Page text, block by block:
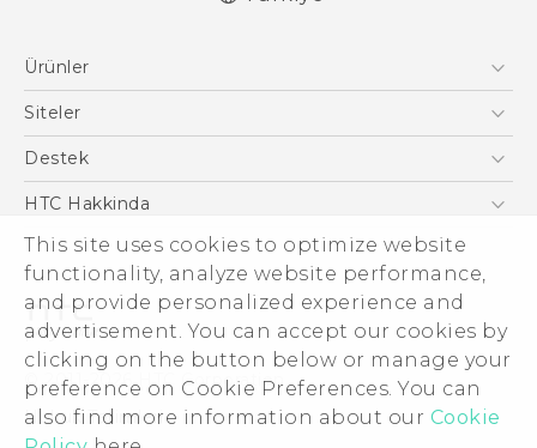
This site uses cookies to optimize website
functionality, analyze website performance,
and provide personalized experience and
advertisement. You can accept our cookies by
clicking on the button below or manage your
preference on Cookie Preferences. You can
also find more information about our Cookie
Türk - Güvenlik vedüzenleme kılavuzu
Ürünler
Akıllı Telefonlar
VIVE
Siteler
HTC Dev
Destek
Destek Merkezi
HTC Hakkinda
ESG
Yatırımcı (İNGİLİZCE)
Gizlilik Politikası
Ürün Güvenliği
Cookie Preferences
İnsan kaynakları
© 2011-2026 HTC Corporation
Hukuk Terimleri